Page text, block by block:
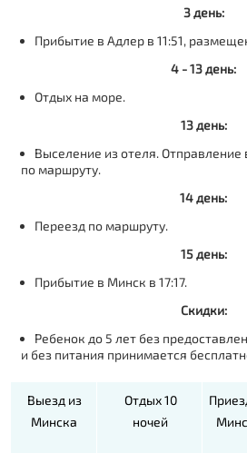
3 день:
Прибытие в Адлер в 11:51,
4 - 13 день:
Отдых на море.
13 день:
Выселение из отеля. Отправление
по маршруту.
14 день:
Переезд по маршруту.
15 день:
Прибытие в Минск в 17:17.
Скидки:
Ребенок до 5 лет без
и без питания принимается
Выезд из
Минска
Отдых 10
ночей